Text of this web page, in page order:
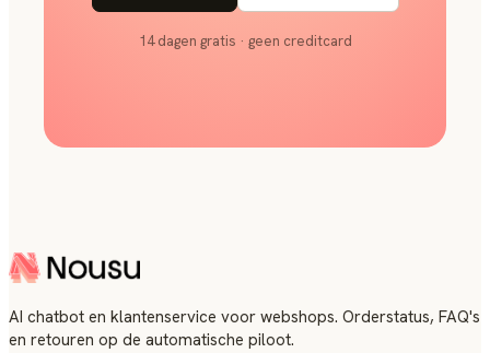
14 dagen gratis · geen creditcard
AI chatbot en klantenservice voor webshops. Orderstatus, FAQ's
en retouren op de automatische piloot.